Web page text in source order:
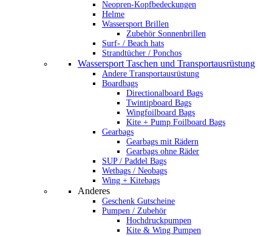
Neopren-Kopfbedeckungen
Helme
Wassersport Brillen
Zubehör Sonnenbrillen
Surf- / Beach hats
Strandtücher / Ponchos
Wassersport Taschen und Transportausrüstung
Andere Transportausrüstung
Boardbags
Directionalboard Bags
Twintipboard Bags
Wingfoilboard Bags
Kite + Pump Foilboard Bags
Gearbags
Gearbags mit Rädern
Gearbags ohne Räder
SUP / Paddel Bags
Wetbags / Neobags
Wing + Kitebags
Anderes
Geschenk Gutscheine
Pumpen / Zubehör
Hochdruckpumpen
Kite & Wing Pumpen